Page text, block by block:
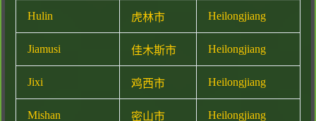
Hulin 虎林市 Heilongjiang
Jiamusi 佳木斯市 Heilongjiang
Jixi 鸡西市 Heilongjiang
Mishan 密山市 Heilongjiang